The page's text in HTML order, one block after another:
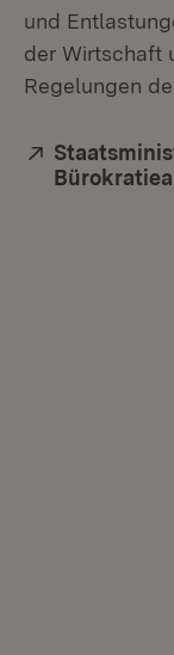
und
der Wirtschaft
Regelungen
Extern: